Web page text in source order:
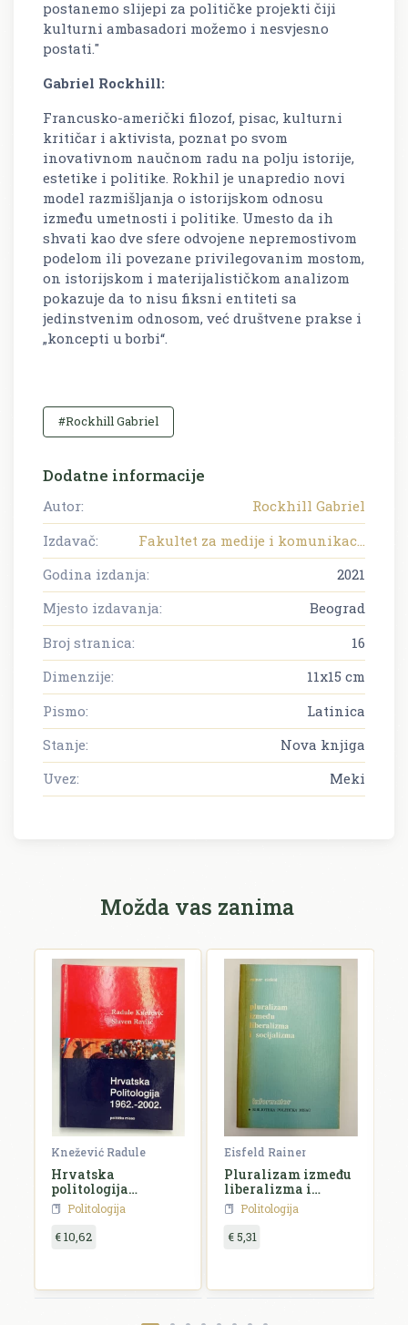
postanemo slijepi za političke projekti čiji
kulturni ambasadori možemo i nesvjesno
postati."
Gabriel Rockhill:
Francusko-američki filozof, pisac, kulturni
kritičar i aktivista, poznat po svom
inovativnom naučnom radu na polju istorije,
estetike i politike. Rokhil je unapredio novi
model razmišljanja o istorijskom odnosu
između umetnosti i politike. Umesto da ih
shvati kao dve sfere odvojene nepremostivom
podelom ili povezane privilegovanim mostom,
on istorijskom i materijalističkom analizom
pokazuje da to nisu fiksni entiteti sa
jedinstvenim odnosom, već društvene prakse i
„koncepti u borbi“.
#Rockhill Gabriel
Dodatne informacije
Autor:
Rockhill Gabriel
Izdavač:
Fakultet za medije i komunikac...
Godina izdanja:
2021
Mjesto izdavanja:
Beograd
Broj stranica:
16
Dimenzije:
11x15 cm
Pismo:
Latinica
Stanje:
Nova knjiga
Uvez:
Meki
Možda vas zanima
Knežević Radule
Hrvatska
politologija
1962.-2002.
Politologija
€ 10,62
Eisfeld Rainer
Pluralizam između
liberalizma i
socijalizma
Politologija
€ 5,31